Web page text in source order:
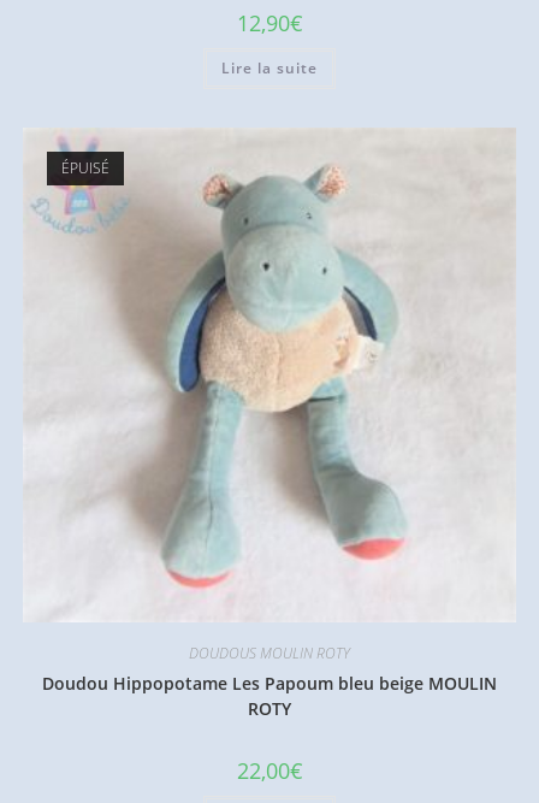
12,90€
Lire la suite
ÉPUISÉ
DOUDOUS MOULIN ROTY
Doudou Hippopotame Les Papoum bleu beige MOULIN
ROTY
22,00€